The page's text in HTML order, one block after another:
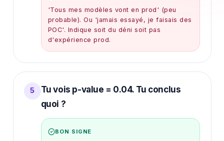
'Tous mes modèles vont en prod' (peu
probable). Ou 'jamais essayé, je faisais des
POC'. Indique soit du déni soit pas
d'expérience prod.
5
Tu vois p-value = 0.04. Tu conclus
quoi ?
BON SIGNE